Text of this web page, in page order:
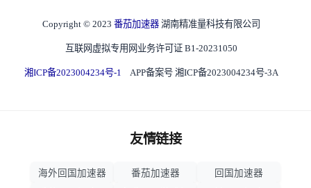
Copyright © 2023 番茄加速器 湖南精准量科技有限公司
互联网虚拟专用网业务许可证 B1-20231050
湘ICP备2023004234号-1 APP备案号 湘ICP备2023004234号-3A
友情链接
海外回国加速器 番茄加速器
回国加速器